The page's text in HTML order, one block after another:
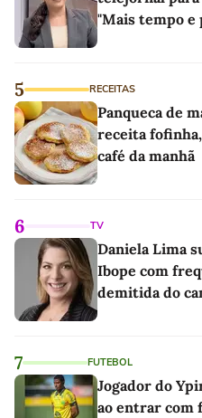
"Mais tempo e
5 RECEITAS
Panqueca de
receita
café da manhã
6 TV
Daniela Lima
Ibope com
demitida do
7 FUTEBOL
Jogador do
ao entrar com